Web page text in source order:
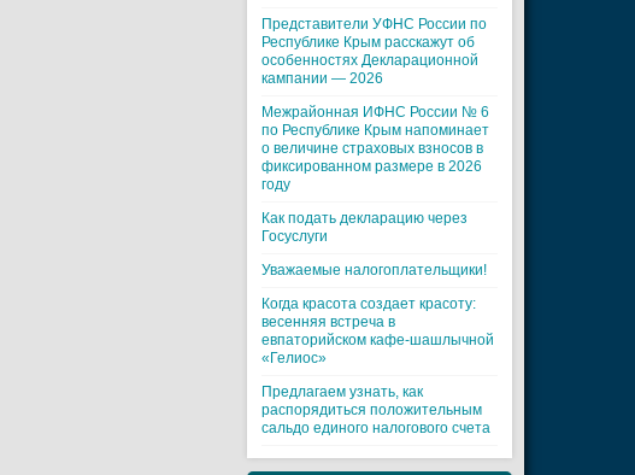
Представители УФНС России по
Республике Крым расскажут об
особенностях Декларационной
кампании — 2026
Межрайонная ИФНС России № 6
по Республике Крым напоминает
о величине страховых взносов в
фиксированном размере в 2026
году
Как подать декларацию через
Госуслуги
Уважаемые налогоплательщики!
Когда красота создает красоту:
весенняя встреча в
евпаторийском кафе-шашлычной
«Гелиос»
Предлагаем узнать, как
распорядиться положительным
сальдо единого налогового счета